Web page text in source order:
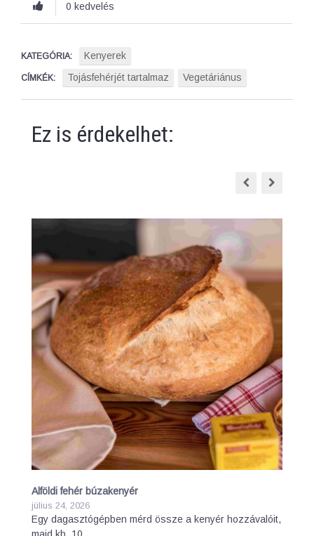
0 kedvelés
KATEGÓRIA: Kenyerek
CÍMKÉK: Tojásfehérjét tartalmaz Vegetáriánus
Ez is érdekelhet:
Alföldi fehér búzakenyér
július 24, 2026
Egy dagasztógépben mérd össze a kenyér hozzávalóit,